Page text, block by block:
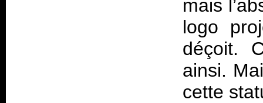
mais
logo
déçoit.
ainsi.
cette